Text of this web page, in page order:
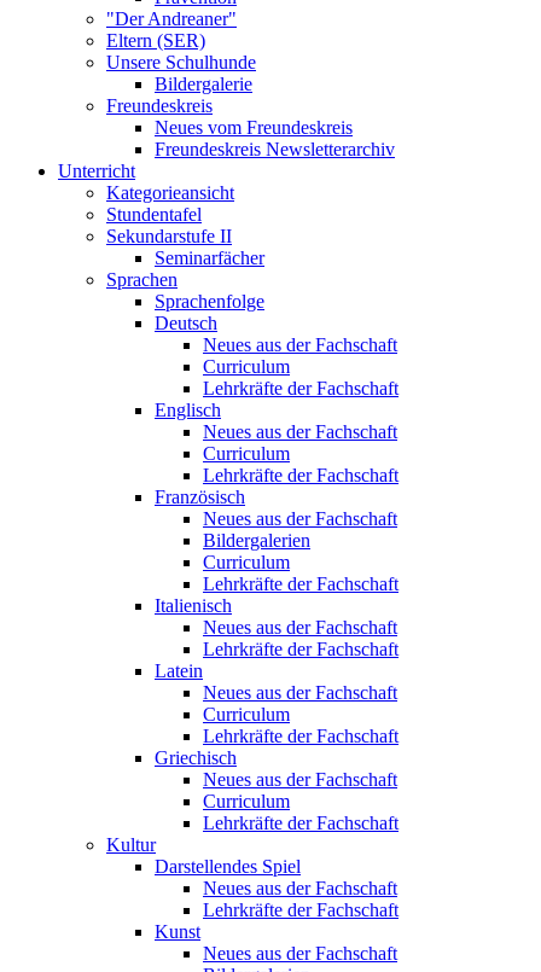
"Der Andreaner"
Eltern (SER)
Unsere Schulhunde
Bildergalerie
Freundeskreis
Neues vom Freundeskreis
Freundeskreis Newsletterarchiv
Unterricht
Kategorieansicht
Stundentafel
Sekundarstufe II
Seminarfächer
Sprachen
Sprachenfolge
Deutsch
Neues aus der Fachschaft
Curriculum
Lehrkräfte der Fachschaft
Englisch
Neues aus der Fachschaft
Curriculum
Lehrkräfte der Fachschaft
Französisch
Neues aus der Fachschaft
Bildergalerien
Curriculum
Lehrkräfte der Fachschaft
Italienisch
Neues aus der Fachschaft
Lehrkräfte der Fachschaft
Latein
Neues aus der Fachschaft
Curriculum
Lehrkräfte der Fachschaft
Griechisch
Neues aus der Fachschaft
Curriculum
Lehrkräfte der Fachschaft
Kultur
Darstellendes Spiel
Neues aus der Fachschaft
Lehrkräfte der Fachschaft
Kunst
Neues aus der Fachschaft